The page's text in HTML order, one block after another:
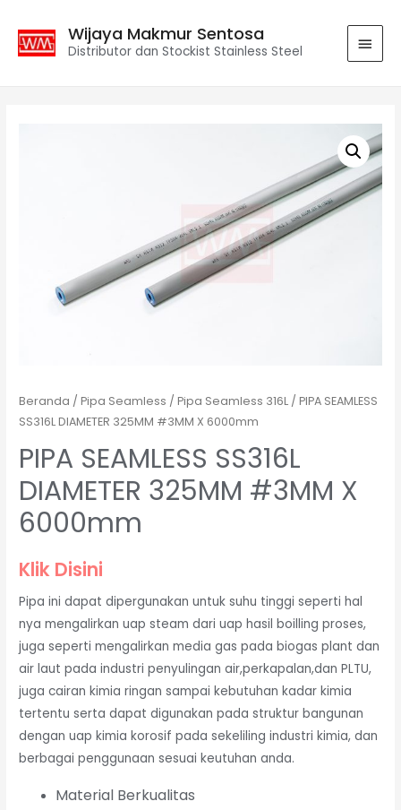
Wijaya Makmur Sentosa
Distributor dan Stockist Stainless Steel
Beranda /Pipa Seamless /Pipa Seamless 316L / PIPA SEAMLESS
SS316L DIAMETER 325MM #3MM X 6000mm
PIPA SEAMLESS SS316L
DIAMETER 325MM #3MM X
6000mm
Klik Disini
Pipa ini dapat dipergunakan untuk suhu tinggi seperti hal
nya mengalirkan uap steam dari uap hasil boilling proses,
juga seperti mengalirkan media gas pada biogas plant dan
air laut pada industri penyulingan air,perkapalan,dan PLTU,
juga cairan kimia ringan sampai kebutuhan kadar kimia
tertentu serta dapat digunakan pada struktur bangunan
dengan uap kimia korosif pada sekeliling industri kimia, dan
berbagai penggunaan sesuai keutuhan anda.
Material Berkualitas